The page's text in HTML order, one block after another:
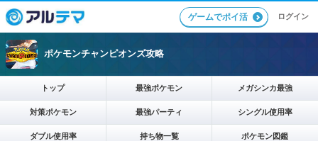
ゲームでポイ活 ログイン
ポケモンチャンピオンズ攻略
トップ 最強ポケモン メガシンカ最強
対策ポケモン 最強パーティ シングル使用率
ダブル使用率 持ち物一覧 ポケモン図鑑